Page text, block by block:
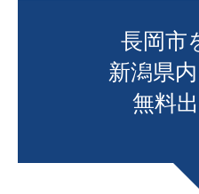
長岡市
新潟県
無料